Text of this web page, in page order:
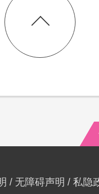
无障碍声明
私隐